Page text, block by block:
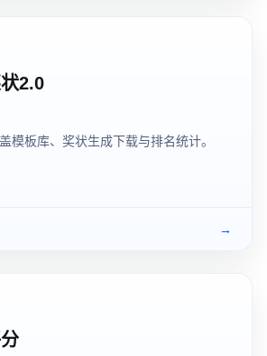
2.0
模板库、奖状生成下载与排名统计。
→